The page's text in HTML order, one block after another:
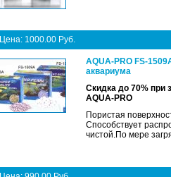
Цена: 1000.00 Руб.
AQUA-PRO FS-
аквариума
Скидка до 70% при
AQUA-PRO
Пористая
Способствует
чистой.По мере